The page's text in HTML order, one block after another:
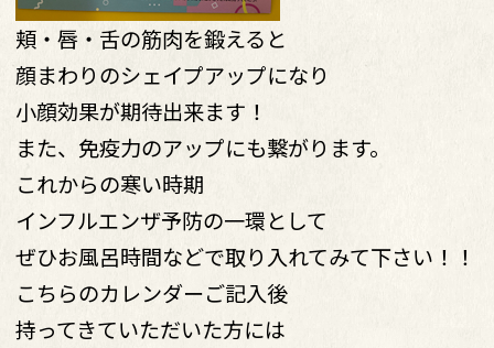
頬・唇・舌の筋肉を鍛えると
顔まわりのシェイプアップになり
小顔効果が期待出来ます！
また、免疫力のアップにも繋がります。
これからの寒い時期
インフルエンザ予防の一環として
ぜひお風呂時間などで取り入れてみて下さい！！
こちらのカレンダーご記入後
持ってきていただいた方には